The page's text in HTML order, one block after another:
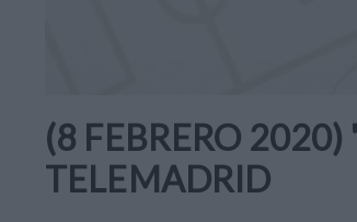
(8 FEBRERO
TELEMADRID